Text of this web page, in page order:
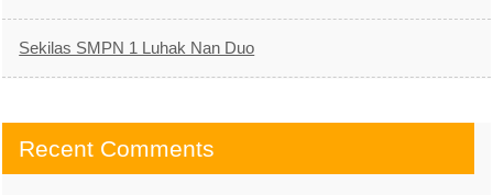
Sekilas SMPN 1 Luhak Nan Duo
Recent Comments